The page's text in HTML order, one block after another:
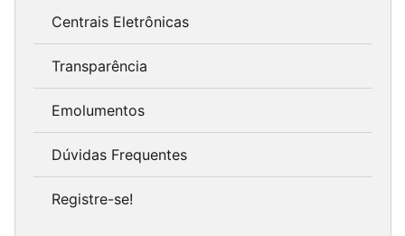
Centrais Eletrônicas
Transparência
Emolumentos
Dúvidas Frequentes
Registre-se!